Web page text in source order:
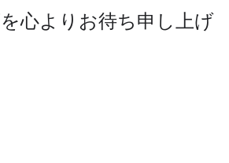
心よりお待ち申し上げ